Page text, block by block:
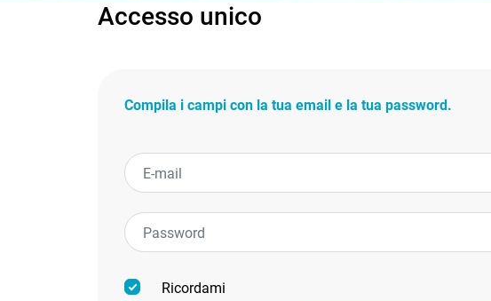
Accesso unico
Compila i campi con la tua email e la tua password.
Ricordami